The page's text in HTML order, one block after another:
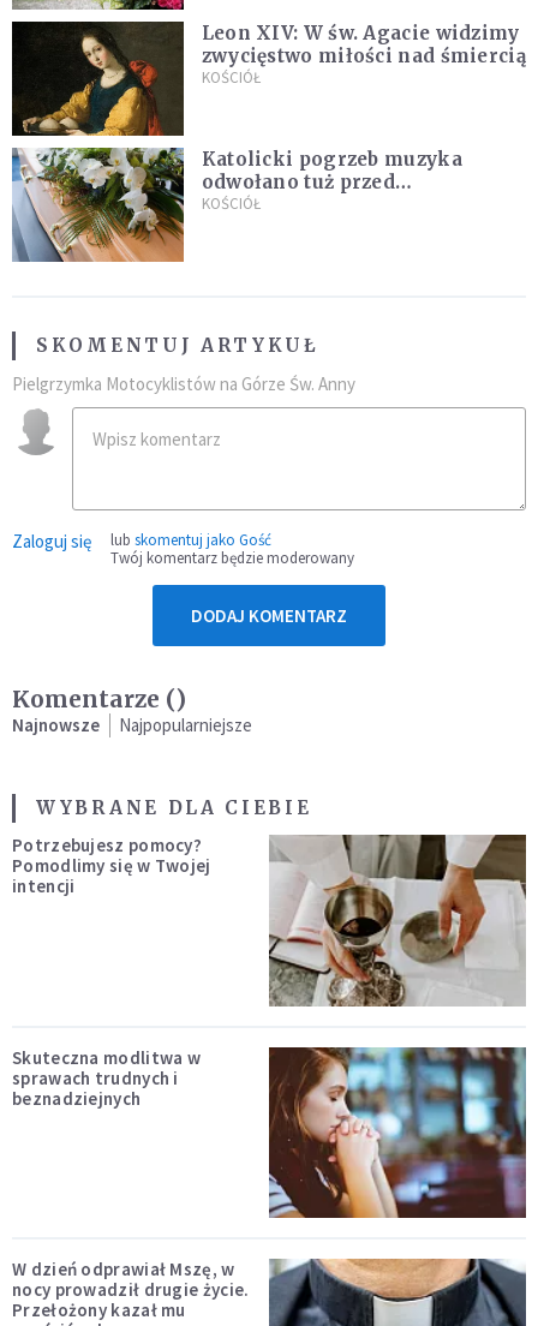
Leon XIV: W św. Agacie widzimy
zwycięstwo miłości nad śmiercią
KOŚCIÓŁ
Katolicki pogrzeb muzyka
odwołano tuż przed
uroczystością. Powodem była
KOŚCIÓŁ
SKOMENTUJ ARTYKUŁ
Pielgrzymka Motocyklistów na Górze Św. Anny
Zaloguj się lub skomentuj jako Gość
Twój komentarz będzie moderowany
DODAJ KOMENTARZ
Komentarze ()
Najnowsze Najpopularniejsze
WYBRANE DLA CIEBIE
Potrzebujesz pomocy?
Pomodlimy się w Twojej
intencji
Skuteczna modlitwa w
sprawach trudnych i
beznadziejnych
W dzień odprawiał Mszę, w
nocy prowadził drugie życie.
Przełożony kazał mu